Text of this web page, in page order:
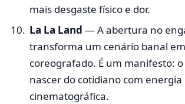
mais desgaste físico e dor.
La La Land — A abertura no
transforma um cenário banal
coreografado. É um manifesto:
nascer do cotidiano com energia
cinematográfica.